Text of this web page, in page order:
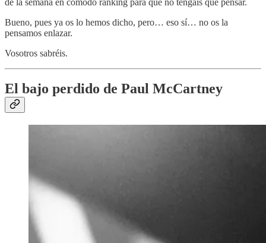
Bueno, pues ya os lo hemos dicho, pero… eso sí… no os la
pensamos enlazar.
Vosotros sabréis.
El bajo perdido de Paul McCartney